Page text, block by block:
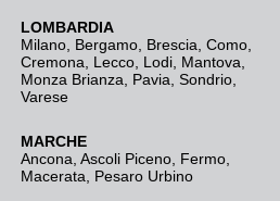
LOMBARDIA
Milano Bergamo Brescia, Como
Cremona
Lecco Lodi Mantova
Monza Brianza
Pavia Sondrio
Varese
MARCHE
Ancona Ascoli Piceno Fermo
Macerata
Pesaro Urbino